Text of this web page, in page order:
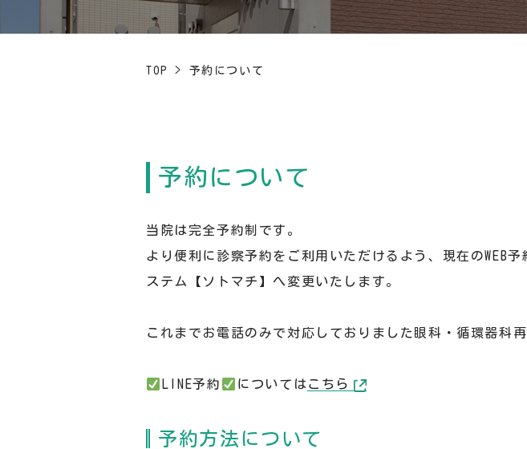
TOP > 予約について
予約について
当院は完全予約制です。
より便利に診察予約をご利用いただけるよう、現在のWEB
ステム【ソトマチ】へ変更いたします。
これまでお電話のみで対応しておりました眼科・循環器科
LINE予約 については こちら
予約方法について